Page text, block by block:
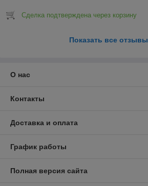
Сделка подтверждена через корзину
Показать все отзывы
О нас
Контакты
Доставка и оплата
График работы
Полная версия сайта